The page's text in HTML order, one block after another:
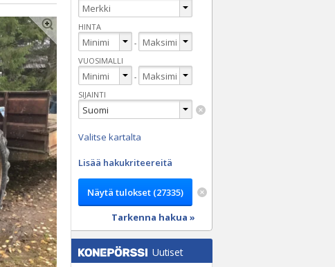
HINTA
-
VUOSIMALLI
-
SIJAINTI
Valitse kartalta
Lisää hakukriteereitä
Tarkenna hakua »
Uutiset